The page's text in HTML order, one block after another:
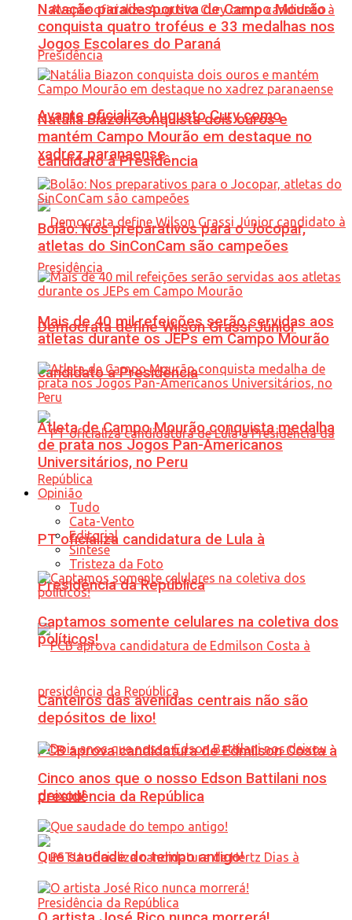
Avante oficializa Augusto Cury como
candidato à Presidência
Democrata define Wilson Grassi Júnior
candidato à Presidência
PT oficializa candidatura de Lula à
Presidência da República
PCB aprova candidatura de Edmilson Costa à
presidência da República
Natação paradesportiva de Campo Mourão
conquista quatro troféus e 33 medalhas nos
Jogos Escolares do Paraná
Natália Biazon conquista dois ouros e
mantém Campo Mourão em destaque no
xadrez paranaense
Bolão: Nos preparativos para o Jocopar,
atletas do SinConCam são campeões
Mais de 40 mil refeições serão servidas aos
atletas durante os JEPs em Campo Mourão
Atleta de Campo Mourão conquista medalha
de prata nos Jogos Pan-Americanos
Universitários, no Peru
Opinião
Tudo
Cata-Vento
Editorial
Síntese
Tristeza da Foto
Captamos somente celulares na coletiva dos
políticos!
Canteiros das avenidas centrais não são
depósitos de lixo!
Cinco anos que o nosso Edson Battilani nos
deixou!
Que saudade do tempo antigo!